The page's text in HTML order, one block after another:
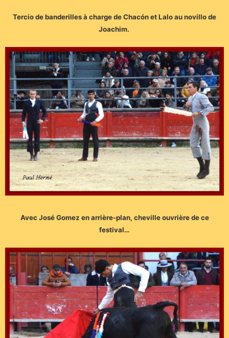
Tercio de banderilles à charge de Chacón et Lalo au novillo de
Joachim.
Avec José Gomez en arrière-plan, cheville ouvrière de ce
festival…